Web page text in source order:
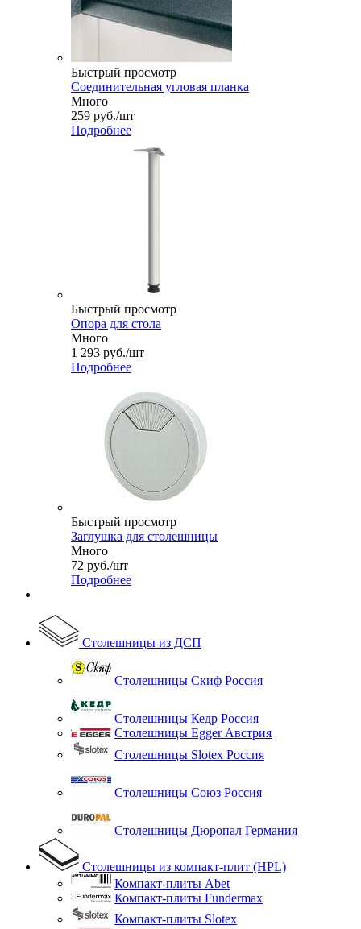
Быстрый просмотр
Соединительная угловая планка
Много
259 руб./шт
Подробнее
Быстрый просмотр
Опора для стола
Много
1 293 руб./шт
Подробнее
Быстрый просмотр
Заглушка для столешницы
Много
72 руб./шт
Подробнее
Столешницы из ДСП
Столешницы Скиф Россия
Столешницы Кедр Россия
Столешницы Egger Австрия
Столешницы Slotex Россия
Столешницы Союз Россия
Столешницы Дюропал Германия
Столешницы из компакт-плит (HPL)
Компакт-плиты Abet
Компакт-плиты Fundermax
Компакт-плиты Slotex